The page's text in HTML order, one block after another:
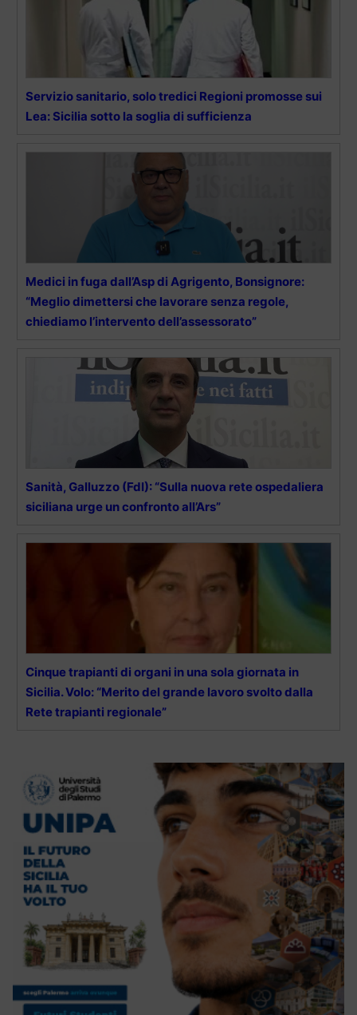
Servizio sanitario, solo tredici Regioni promosse sui
Lea: Sicilia sotto la soglia di sufficienza
Medici in fuga dall’Asp di Agrigento, Bonsignore:
“Meglio dimettersi che lavorare senza regole,
chiediamo l’intervento dell’assessorato”
Sanità, Galluzzo (FdI): “Sulla nuova rete ospedaliera
siciliana urge un confronto all’Ars”
Cinque trapianti di organi in una sola giornata in
Sicilia. Volo: “Merito del grande lavoro svolto dalla
Rete trapianti regionale”